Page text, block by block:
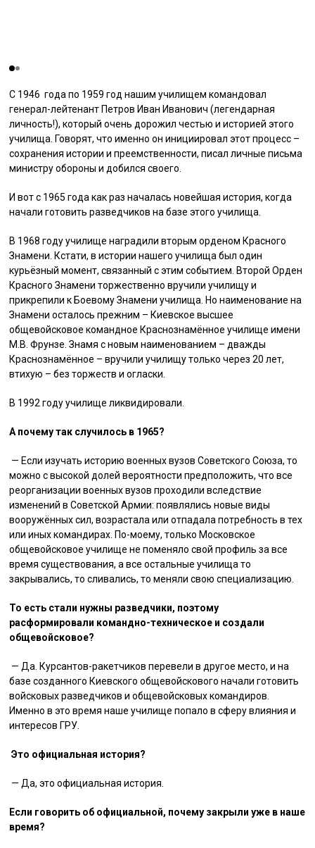
С 1946 года по 1959 год нашим училищем командовал
генерал-лейтенант Петров Иван Иванович (легендарная
личность!), который очень дорожил честью и историей этого
училища. Говорят, что именно он инициировал этот процесс –
сохранения истории и преемственности, писал личные письма
министру обороны и добился своего.
И вот с 1965 года как раз началась новейшая история, когда
начали готовить разведчиков на базе этого училища.
В 1968 году училище наградили вторым орденом Красного
Знамени. Кстати, в истории нашего училища был один
курьёзный момент, связанный с этим событием. Второй Орден
Красного Знамени торжественно вручили училищу и
прикрепили к Боевому Знамени училища. Но наименование на
Знамени осталось прежним – Киевское высшее
общевойсковое командное Краснознамённое училище имени
М.В. Фрунзе. Знамя с новым наименованием – дважды
Краснознамённое – вручили училищу только через 20 лет,
втихую – без торжеств и огласки.
В 1992 году училище ликвидировали.
А почему так случилось в 1965?
— Если изучать историю военных вузов Советского Союза, то
можно с высокой долей вероятности предположить, что все
реорганизации военных вузов проходили вследствие
изменений в Советской Армии: появлялись новые виды
вооружённых сил, возрастала или отпадала потребность в тех
или иных командирах. По-моему, только Московское
общевойсковое училище не поменяло свой профиль за все
время существования, а все остальные училища то
закрывались, то сливались, то меняли свою специализацию.
То есть стали нужны разведчики, поэтому
расформировали командно-техническое и создали
общевойсковое?
— Да. Курсантов-ракетчиков перевели в другое место, и на
базе созданного Киевского общевойскового начали готовить
войсковых разведчиков и общевойсковых командиров.
Именно в это время наше училище попало в сферу влияния и
интересов ГРУ.
Это официальная история?
— Да, это официальная история.
Если говорить об официальной, почему закрыли уже в наше
время?